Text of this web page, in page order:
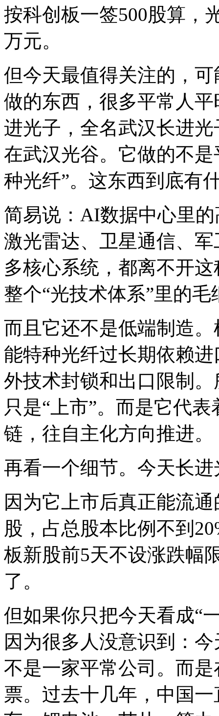
按科创板一签500股算，
万元。
但今天最值得关注的，
做的东西，很多平常人
进光子，全名武汉长进
在武汉光谷。它做的不
种光纤”。这东西到底有
简易说：AI数据中心里
激光雷达、卫星通信、
多核心系统，都离不开
整个“光技术体系”里的毛
而且它还不是低端制造
能特种光纤过长期依赖
外技术封锁和出口限制
只是“上市”。而是它代
链，往自主化方向推进。
再看一个细节。今天长
因为它上市后真正能流
股，占总股本比例不到
板新股前5天不设涨跌幅
了。
但如果你只把今天看成“
因为很多人没意识到：
不是一家平常公司。而
票。过去十几年，中国